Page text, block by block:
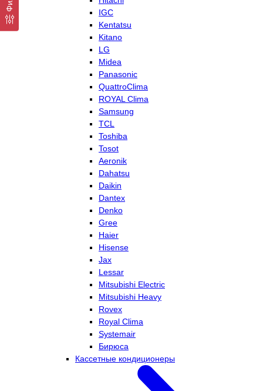
IGC
Kentatsu
Kitano
LG
Midea
Panasonic
QuattroClima
ROYAL Clima
Samsung
TCL
Toshiba
Tosot
Aeronik
Dahatsu
Daikin
Dantex
Denko
Gree
Haier
Hisense
Jax
Lessar
Mitsubishi Electric
Mitsubishi Heavy
Rovex
Royal Clima
Systemair
Бирюса
Кассетные кондиционеры